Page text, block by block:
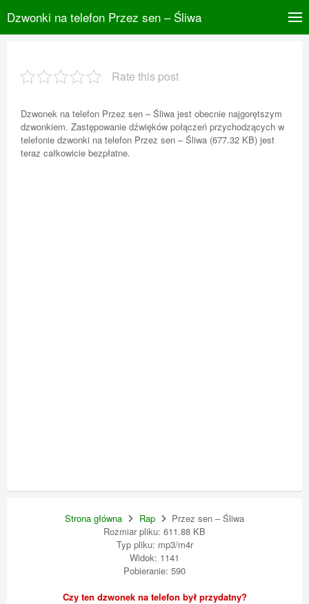
Dzwonki na telefon Przez sen – Śliwa
Rate this post
Dzwonek na telefon Przez sen – Śliwa jest obecnie najgorętszym
dzwonkiem. Zastępowanie dźwięków połączeń przychodzących w
telefonie dzwonki na telefon Przez sen – Śliwa (677.32 KB) jest
teraz całkowicie bezpłatne.
Strona główna Rap
Przez sen – Śliwa
Rozmiar pliku: 611.88 KB
Typ pliku: mp3/m4r
Widok: 1141
Pobieranie: 590
Czy ten dzwonek na telefon był przydatny?